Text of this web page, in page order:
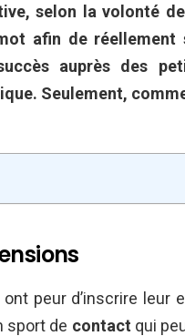
selon la volonté
afin de réellement
auprès des
Seulement,
peur d’inscrire leur
sport de contact qui